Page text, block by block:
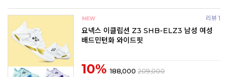
리뷰 1
요넥스 이클립션 Z3 SHB-ELZ3 남성 여성
배드민턴화 와이드핏
10% 188,000 209,000